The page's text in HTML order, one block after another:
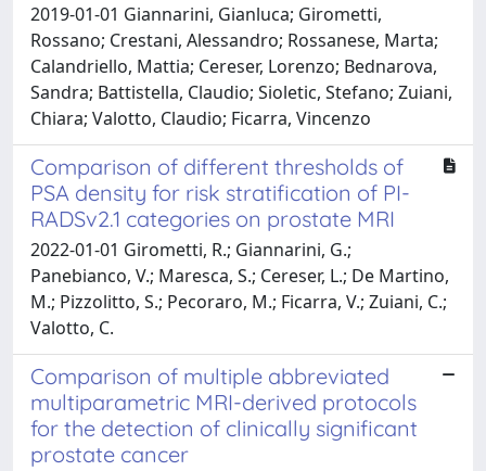
2019-01-01 Giannarini, Gianluca; Girometti,
Rossano; Crestani, Alessandro; Rossanese, Marta;
Calandriello, Mattia; Cereser, Lorenzo; Bednarova,
Sandra; Battistella, Claudio; Sioletic, Stefano; Zuiani,
Chiara; Valotto, Claudio; Ficarra, Vincenzo
Comparison of different thresholds of
PSA density for risk stratification of PI-
RADSv2.1 categories on prostate MRI
2022-01-01 Girometti, R.; Giannarini, G.;
Panebianco, V.; Maresca, S.; Cereser, L.; De Martino,
M.; Pizzolitto, S.; Pecoraro, M.; Ficarra, V.; Zuiani, C.;
Valotto, C.
Comparison of multiple abbreviated
multiparametric MRI-derived protocols
for the detection of clinically significant
prostate cancer